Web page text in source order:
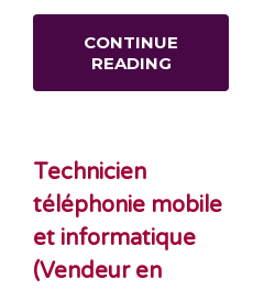
CONTINUE
READING
Technicien
téléphonie mobile
et informatique
(Vendeur en